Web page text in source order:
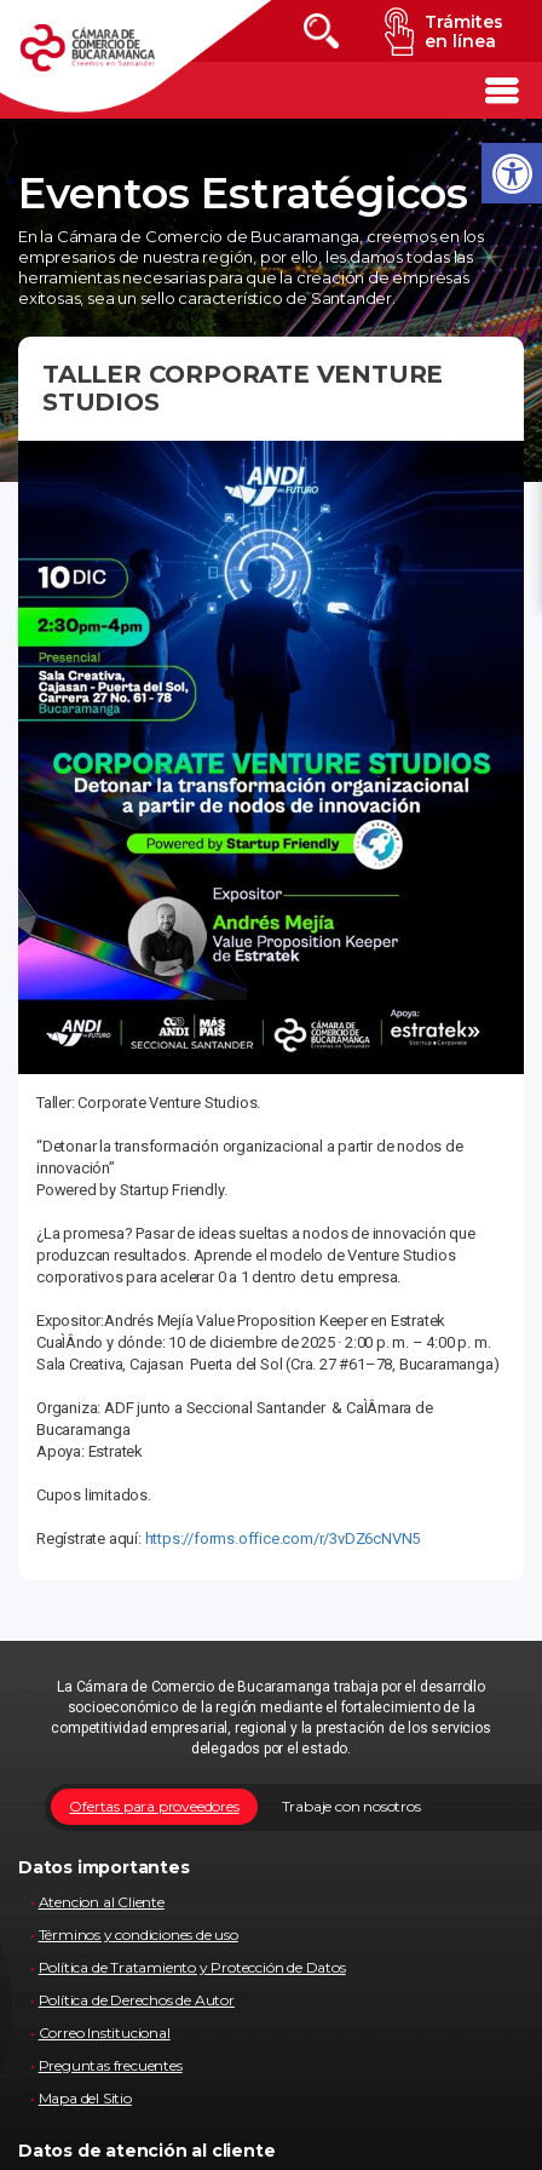
Trámites
en línea
Eventos Estratégicos
En la Cámara de Comercio de Bucaramanga, creemos en los
empresarios de nuestra región, por ello, les damos todas las
herramientas necesarias para que la creación de empresas
exitosas, sea un sello característico de Santander.
TALLER CORPORATE VENTURE
STUDIOS
Taller: Corporate Venture Studios.
“Detonar la transformación organizacional a partir de nodos de
innovación”
Powered by Startup Friendly.
¿La promesa? Pasar de ideas sueltas a nodos de innovación que
produzcan resultados. Aprende el modelo de Venture Studios
corporativos para acelerar 0 a 1 dentro de tu empresa.
Expositor:Andrés Mejía Value Proposition Keeper en Estratek
CuaÌÂndo y dónde: 10 de diciembre de 2025 · 2:00 p. m. – 4:00 p. m.
Sala Creativa, Cajasan Puerta del Sol (Cra. 27 #61–78, Bucaramanga)
Organiza: ADF junto a Seccional Santander & CaÌÂmara de
Bucaramanga
Apoya: Estratek
Cupos limitados.
Regístrate aquí: https://forms.office.com/r/3vDZ6cNVN5
La Cámara de Comercio de Bucaramanga trabaja por el desarrollo
socioeconómico de la región mediante el fortalecimiento de la
competitividad empresarial, regional y la prestación de los servicios
delegados por el estado.
Trabaje con nosotros
Ofertas para proveedores
Datos importantes
Atencion al Cliente
Términos y condiciones de uso
Política de Tratamiento y Protección de Datos
Política de Derechos de Autor
Correo Institucional
Preguntas frecuentes
Mapa del Sitio
Datos de atención al cliente